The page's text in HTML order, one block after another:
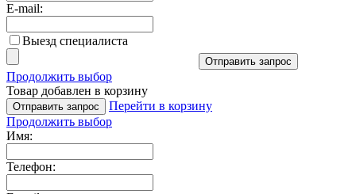
E-mail:
Выезд специалиста
Отправить запрос
Продолжить выбор
Товар добавлен в корзину
Отправить запрос
Перейти в корзину
Продолжить выбор
Имя:
Телефон: